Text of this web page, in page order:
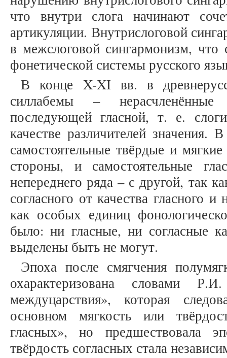
что внутри слога начинают
артикуляции. Внутрислоговой
в межслоговой сингармонизм, что
фонетической системы русского
В конце X-XI вв. в
силлабемы –
последующей гласной, т. е.
качестве различителей значения.
самостоятельные твёрдые и
стороны, и самостоятельные
непереднего ряда – с другой, так
согласного от качества гласного
как особых единиц
было: ни гласные, ни согласные
выделены быть не могут.
Эпоха после смягчения
охарактеризована словами
междуцарствия», которая
основном мягкость или
гласных», но предшествовала
твёрдость согласных стала